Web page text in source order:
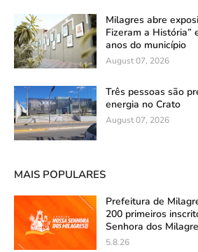
Milagres abre
Fizeram a História”
anos do município
August 07, 2026
Três pessoas são
energia no Crato
August 07, 2026
MAIS POPULARES
Prefeitura de
200 primeiros
Senhora dos
5.8.26